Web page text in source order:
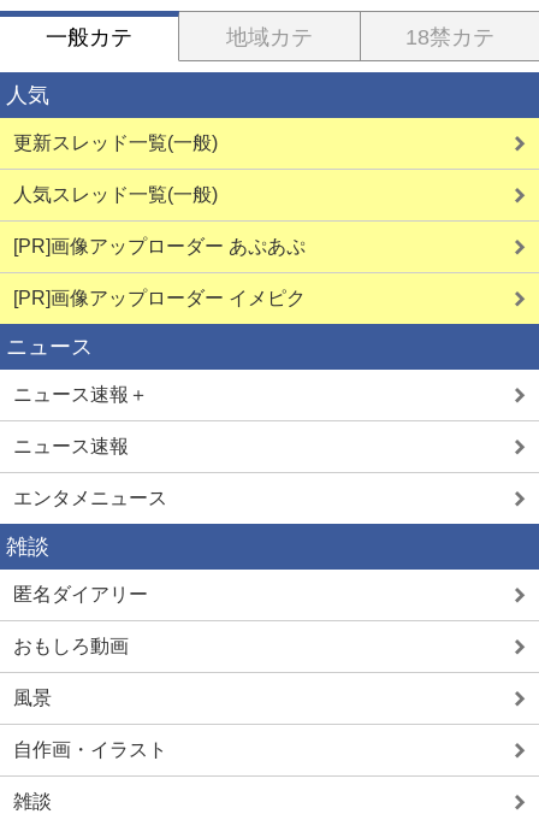
一般カテ 地域カテ 18禁カテ
人気
更新スレッド一覧(一般)
人気スレッド一覧(一般)
[PR]画像アップローダー あぷあぷ
[PR]画像アップローダー イメピク
ニュース
ニュース速報＋
ニュース速報
エンタメニュース
雑談
匿名ダイアリー
おもしろ動画
風景
自作画・イラスト
雑談